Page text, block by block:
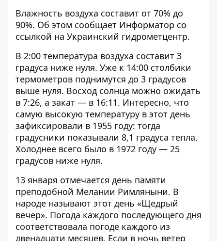
Влажность воздуха составит от 70% до
90%. Об этом сообщает Информатор со
ссылкой на Украинский гидрометцентр.
В 2:00 температура воздуха составит 3
градуса ниже нуля. Уже к 14:00 столбики
термометров поднимутся до 3 градусов
выше нуля. Восход солнца можно ожидать
в 7:26, а закат — в 16:11. Интересно, что
самую высокую температуру в этот день
зафиксировали в 1955 году: тогда
градусники показывали 8,1 градуса тепла.
Холоднее всего было в 1972 году — 25
градусов ниже нуля.
13 января отмечается день памяти
преподобной Мелании Римляныни. В
народе называют этот день «Щедрый
вечер». Погода каждого последующего дня
соответствовала погоде каждого из
двенадцати месяцев. Если в ночь ветер